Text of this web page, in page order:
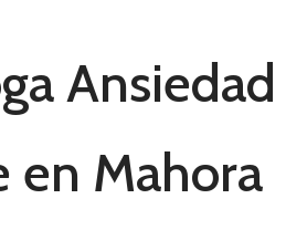
Ansiedad
en Mahora